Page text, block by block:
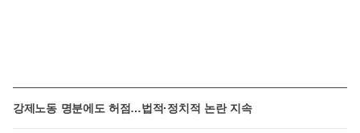
강제노동 명분에도 허점…법적·정치적 논란 지속